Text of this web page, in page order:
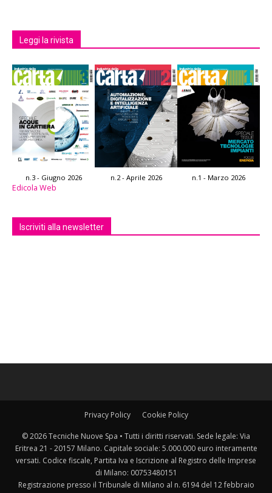
Leggi la rivista
n.3 - Giugno 2026 n.2 - Aprile 2026 n.1 - Marzo 2026
Edicola Web
Iscriviti alla newsletter
Privacy Policy Cookie Policy
© 2026 Tecniche Nuove Spa • Tutti i diritti riservati. Sede legale: Via
Eritrea 21 - 20157 Milano. Capitale sociale: 5.000.000 euro interamente
versati. Codice fiscale, Partita Iva e Iscrizione al Registro delle Imprese
di Milano: 00753480151
Registrazione presso il Tribunale di Milano al n. 6194 del 12 febbraio